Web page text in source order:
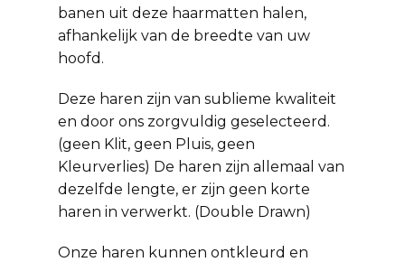
banen uit deze haarmatten halen,
afhankelijk van de breedte van uw
hoofd.
Deze haren zijn van sublieme kwaliteit
en door ons zorgvuldig geselecteerd.
(geen Klit, geen Pluis, geen
Kleurverlies) De haren zijn allemaal van
dezelfde lengte, er zijn geen korte
haren in verwerkt. (Double Drawn)
Onze haren kunnen ontkleurd en